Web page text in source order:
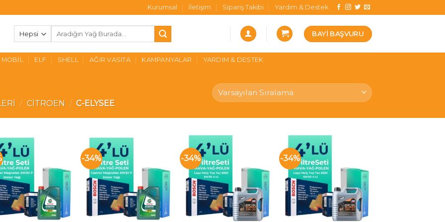
Kurumsal İletişim Sipariş Takibi Yardım & Destek
BAYI BAŞVURU
MOBIL ELF SHELL AĞIR VASITA KAMPANYALAR YARDIM & DESTEK
/ CITROEN / C-ELYSEE
-34% -34% -34%